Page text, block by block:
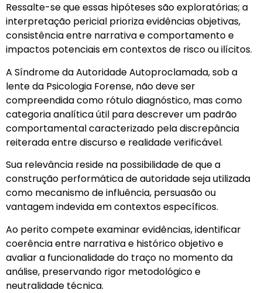
Ressalte-se que essas hipóteses são exploratórias; a
interpretação pericial prioriza evidências objetivas,
consistência entre narrativa e comportamento e
impactos potenciais em contextos de risco ou ilícitos.
A Síndrome da Autoridade Autoproclamada, sob a
lente da Psicologia Forense, não deve ser
compreendida como rótulo diagnóstico, mas como
categoria analítica útil para descrever um padrão
comportamental caracterizado pela discrepância
reiterada entre discurso e realidade verificável.
Sua relevância reside na possibilidade de que a
construção performática de autoridade seja utilizada
como mecanismo de influência, persuasão ou
vantagem indevida em contextos específicos.
Ao perito compete examinar evidências, identificar
coerência entre narrativa e histórico objetivo e
avaliar a funcionalidade do traço no momento da
análise, preservando rigor metodológico e
neutralidade técnica.